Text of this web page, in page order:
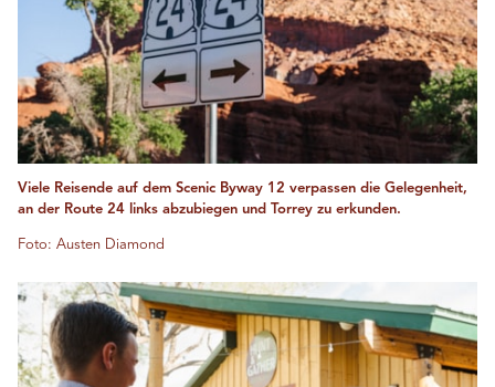
Viele Reisende auf dem Scenic Byway 12 verpassen die Gelegenheit,
an der Route 24 links abzubiegen und Torrey zu erkunden.
Foto: Austen Diamond